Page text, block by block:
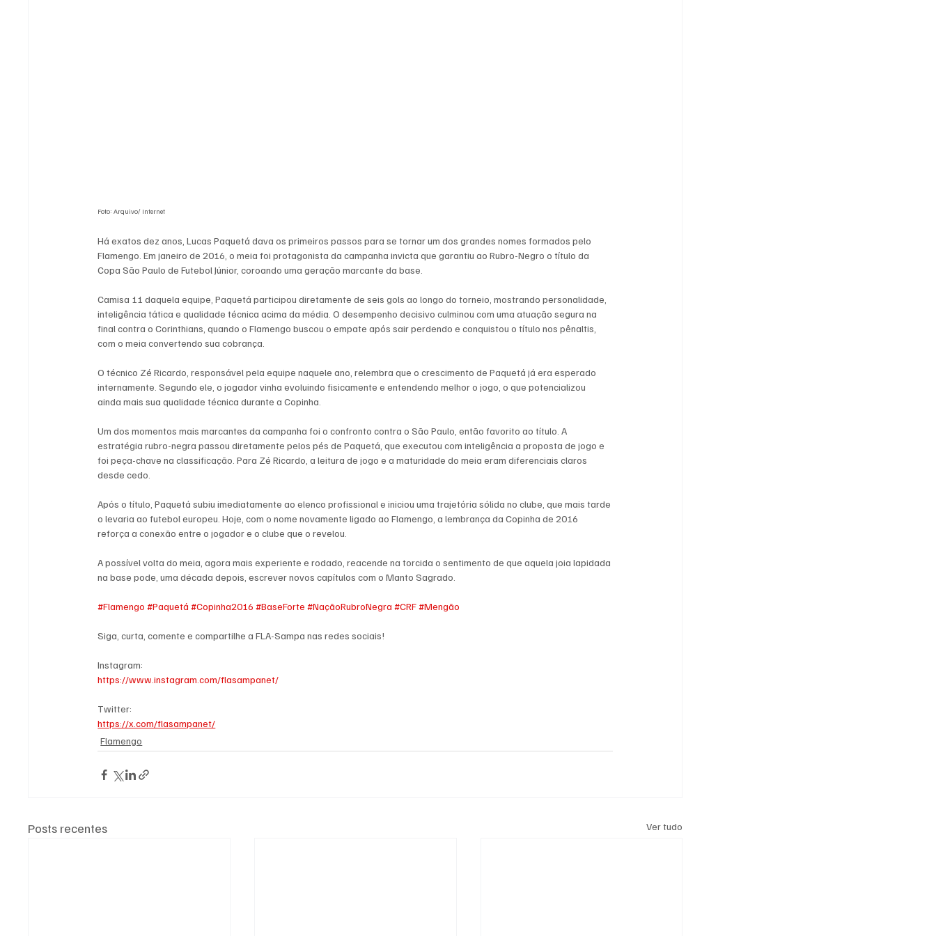
Foto: Arquivo/ Internet
Há exatos dez anos, Lucas Paquetá dava os primeiros passos para se tornar um dos grandes nomes formados pelo
Flamengo. Em janeiro de 2016, o meia foi protagonista da campanha invicta que garantiu ao Rubro-Negro o título da
Copa São Paulo de Futebol Júnior, coroando uma geração marcante da base.
Camisa 11 daquela equipe, Paquetá participou diretamente de seis gols ao longo do torneio, mostrando personalidade,
inteligência tática e qualidade técnica acima da média. O desempenho decisivo culminou com uma atuação segura na
final contra o Corinthians, quando o Flamengo buscou o empate após sair perdendo e conquistou o título nos pênaltis,
com o meia convertendo sua cobrança.
O técnico Zé Ricardo, responsável pela equipe naquele ano, relembra que o crescimento de Paquetá já era esperado
internamente. Segundo ele, o jogador vinha evoluindo fisicamente e entendendo melhor o jogo, o que potencializou
ainda mais sua qualidade técnica durante a Copinha.
Um dos momentos mais marcantes da campanha foi o confronto contra o São Paulo, então favorito ao título. A
estratégia rubro-negra passou diretamente pelos pés de Paquetá, que executou com inteligência a proposta de jogo e
foi peça-chave na classificação. Para Zé Ricardo, a leitura de jogo e a maturidade do meia eram diferenciais claros
desde cedo.
Após o título, Paquetá subiu imediatamente ao elenco profissional e iniciou uma trajetória sólida no clube, que mais tarde
o levaria ao futebol europeu. Hoje, com o nome novamente ligado ao Flamengo, a lembrança da Copinha de 2016
reforça a conexão entre o jogador e o clube que o revelou.
A possível volta do meia, agora mais experiente e rodado, reacende na torcida o sentimento de que aquela joia lapidada
na base pode, uma década depois, escrever novos capítulos com o Manto Sagrado.
#Flamengo #Paquetá #Copinha2016 #BaseForte #NaçãoRubroNegra #CRF#Mengão
Siga, curta, comente e compartilhe a FLA-Sampa nas redes sociais!
Instagram:
https://www.instagram.com/flasampanet/
Twitter:
https://x.com/flasampanet/
Flamengo
Posts recentes Ver tudo